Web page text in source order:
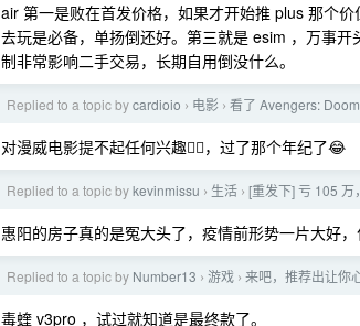
air 第一是败在首发价格，如果才开始推 plus 那个
去玩是必备，单扬倒还好。第三就是 esim ，万事
制非常影响二手交易，长期自用倒没什么。
Replied to a topic bycardioio › 电影 › 看了 Avengers:
对漫威电影提不起任何兴趣😮‍💨，过了那个年纪了😂
Replied to a topic bykevinmissu › 生活 › [重发下] 亏 105 万
惠阳的房子真的是冤大头了，疫情前形势一片大好
Replied to a topic by Number13 › 游戏 › 来吧，推荐出让你
毒蝰 v3pro ，试过就知道是最终款了。